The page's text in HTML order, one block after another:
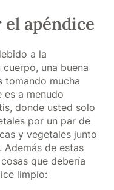
apéndice
a la
una buena
tomando mucha
es a menudo
donde usted solo
por un par de
y vegetales junto
de estas
que debería
limpio: